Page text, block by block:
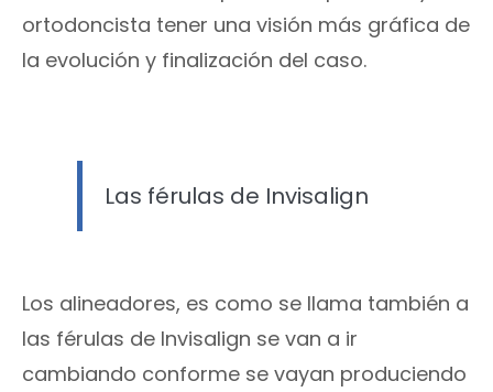
ortodoncista tener una visión más gráfica de
la evolución y finalización del caso.
Las férulas de Invisalign
Los alineadores, es como se llama también a
las férulas de Invisalign se van a ir
cambiando conforme se vayan produciendo